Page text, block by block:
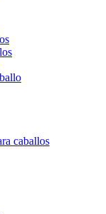
caballos